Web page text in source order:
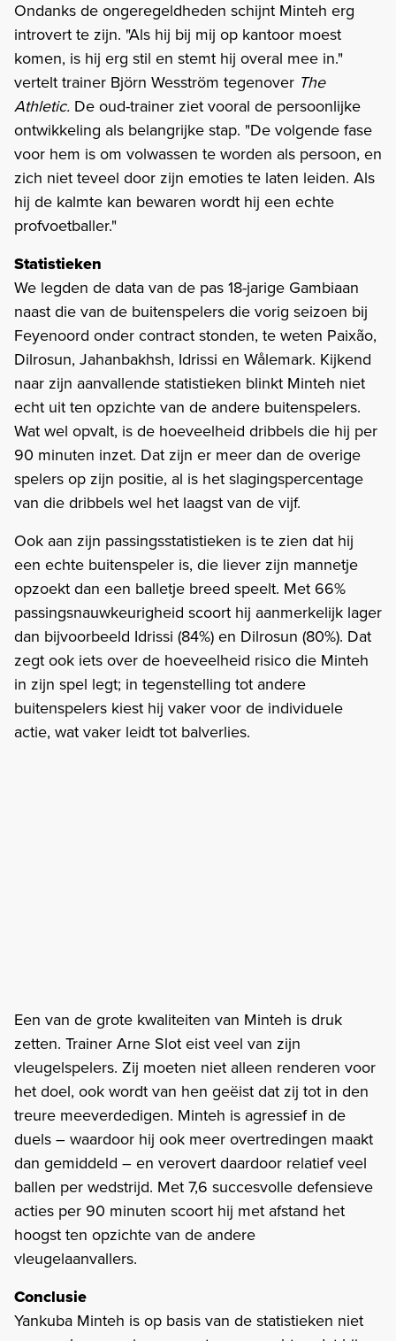
Ondanks de ongeregeldheden schijnt Minteh erg
introvert te zijn. "Als hij bij mij op kantoor moest
komen, is hij erg stil en stemt hij overal mee in."
vertelt trainer Björn Wesström tegenover The
Athletic. De oud-trainer ziet vooral de persoonlijke
ontwikkeling als belangrijke stap. "De volgende fase
voor hem is om volwassen te worden als persoon, en
zich niet teveel door zijn emoties te laten leiden. Als
hij de kalmte kan bewaren wordt hij een echte
profvoetballer."
Statistieken
We legden de data van de pas 18-jarige Gambiaan
naast die van de buitenspelers die vorig seizoen bij
Feyenoord onder contract stonden, te weten Paixão,
Dilrosun, Jahanbakhsh, Idrissi en Wålemark. Kijkend
naar zijn aanvallende statistieken blinkt Minteh niet
echt uit ten opzichte van de andere buitenspelers.
Wat wel opvalt, is de hoeveelheid dribbels die hij per
90 minuten inzet. Dat zijn er meer dan de overige
spelers op zijn positie, al is het slagingspercentage
van die dribbels wel het laagst van de vijf.
Ook aan zijn passingsstatistieken is te zien dat hij
een echte buitenspeler is, die liever zijn mannetje
opzoekt dan een balletje breed speelt. Met 66%
passingsnauwkeurigheid scoort hij aanmerkelijk lager
dan bijvoorbeeld Idrissi (84%) en Dilrosun (80%). Dat
zegt ook iets over de hoeveelheid risico die Minteh
in zijn spel legt; in tegenstelling tot andere
buitenspelers kiest hij vaker voor de individuele
actie, wat vaker leidt tot balverlies.
Een van de grote kwaliteiten van Minteh is druk
zetten. Trainer Arne Slot eist veel van zijn
vleugelspelers. Zij moeten niet alleen renderen voor
het doel, ook wordt van hen geëist dat zij tot in den
treure meeverdedigen. Minteh is agressief in de
duels – waardoor hij ook meer overtredingen maakt
dan gemiddeld – en verovert daardoor relatief veel
ballen per wedstrijd. Met 7,6 succesvolle defensieve
acties per 90 minuten scoort hij met afstand het
hoogst ten opzichte van de andere
vleugelaanvallers.
Conclusie
Yankuba Minteh is op basis van de statistieken niet